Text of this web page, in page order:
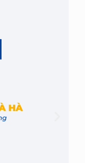
BÀI TOEIC
áp dụng cho